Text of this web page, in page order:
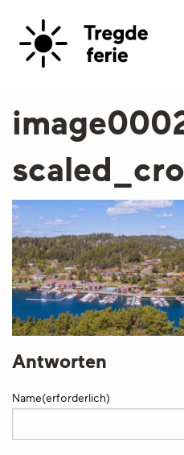
Antworten
Name(erforderlich)